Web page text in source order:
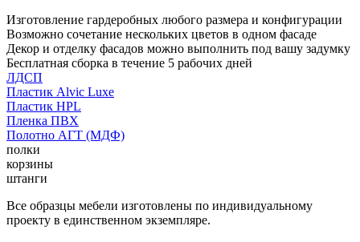
Изготовление гардеробных любого размера и конфигурации
Возможно сочетание нескольких цветов в одном фасаде
Декор и отделку фасадов можно выполнить под вашу задумку
Бесплатная сборка в течение 5 рабочих дней
ЛДСП
Пластик Alvic Luxe
Пластик HPL
Пленка ПВХ
Полотно АГТ (МДФ)
полки
корзины
штанги
Все образцы мебели изготовлены по индивидуальному
проекту в единственном экземпляре.